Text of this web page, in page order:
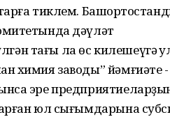
тиклем.
дәүләт
тағы ла өс килешеүгә
химия заводы” йәмғиәте -
эре
юл сығымдарына